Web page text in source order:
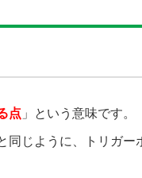
点 」という意味です。
じように、トリガー